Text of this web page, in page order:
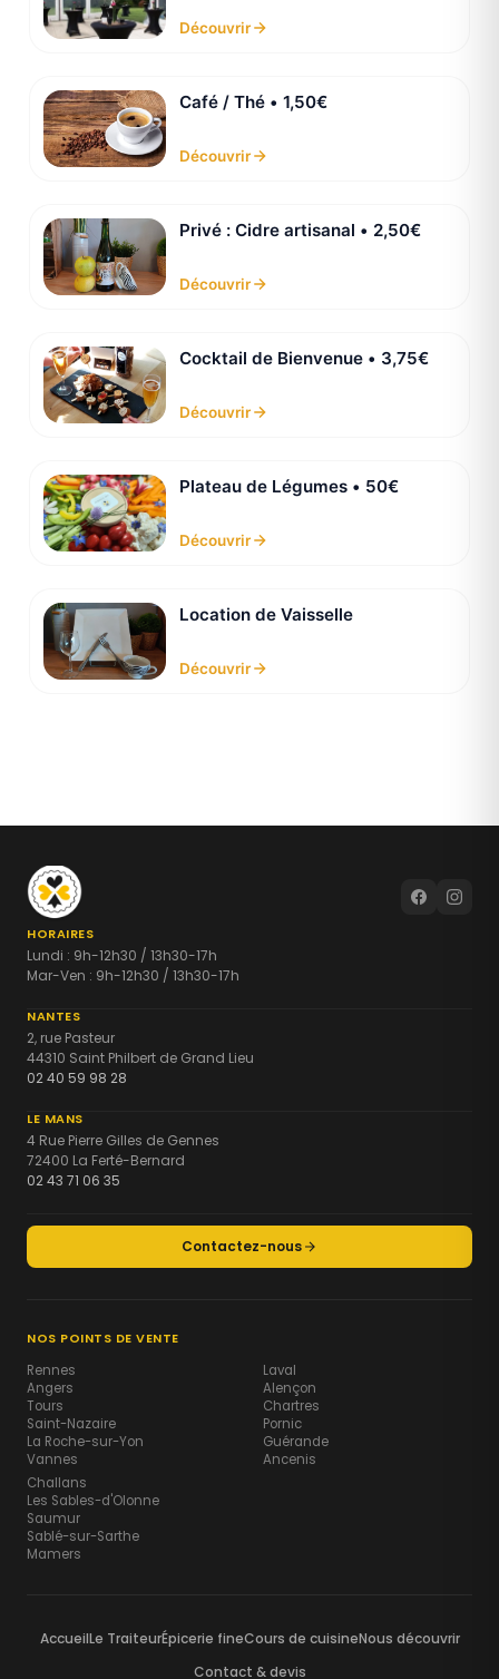
Découvrir
Café / Thé • 1,50€
Découvrir
Privé : Cidre artisanal • 2,50€
Découvrir
Cocktail de Bienvenue • 3,75€
Découvrir
Plateau de Légumes • 50€
Découvrir
Location de Vaisselle
Découvrir
HORAIRES
Lundi : 9h-12h30 / 13h30-17h
Mar-Ven : 9h-12h30 / 13h30-17h
NANTES
2, rue Pasteur
44310 Saint Philbert de Grand Lieu
02 40 59 98 28
LE MANS
4 Rue Pierre Gilles de Gennes
72400 La Ferté-Bernard
02 43 71 06 35
Contactez-nous
NOS POINTS DE VENTE
Rennes
Angers
Tours
Saint-Nazaire
La Roche-sur-Yon
Vannes
Laval
Alençon
Chartres
Pornic
Guérande
Ancenis
Challans
Les Sables-d'Olonne
Saumur
Sablé-sur-Sarthe
Mamers
AccueilLe TraiteurÉpicerie fineCours de cuisineNous découvrir
Contact & devis